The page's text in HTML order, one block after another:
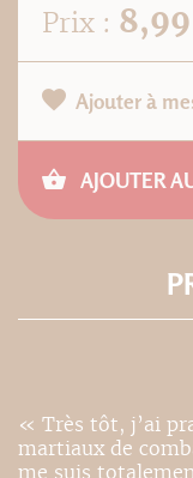
Prix :
Ajouter à
AJOUTER
« Très tôt, j’ai
martiaux de
me suis